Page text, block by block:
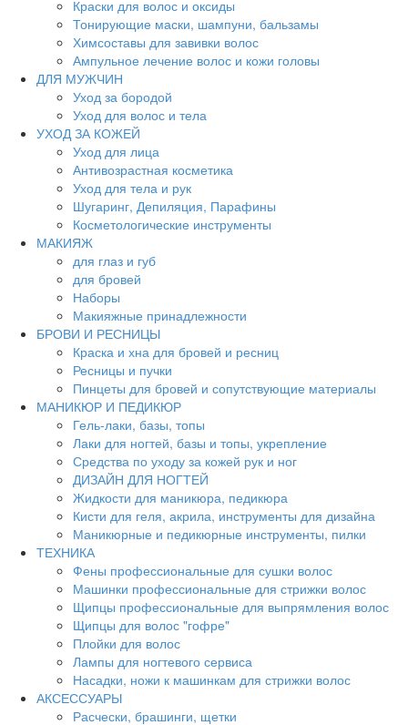
Краски для волос и оксиды
Тонирующие маски, шампуни, бальзамы
Химсоставы для завивки волос
Ампульное лечение волос и кожи головы
ДЛЯ МУЖЧИН
Уход за бородой
Уход для волос и тела
УХОД ЗА КОЖЕЙ
Уход для лица
Антивозрастная косметика
Уход для тела и рук
Шугаринг, Депиляция, Парафины
Косметологические инструменты
МАКИЯЖ
для глаз и губ
для бровей
Наборы
Макияжные принадлежности
БРОВИ И РЕСНИЦЫ
Краска и хна для бровей и ресниц
Ресницы и пучки
Пинцеты для бровей и сопутствующие материалы
МАНИКЮР И ПЕДИКЮР
Гель-лаки, базы, топы
Лаки для ногтей, базы и топы, укрепление
Средства по уходу за кожей рук и ног
ДИЗАЙН ДЛЯ НОГТЕЙ
Жидкости для маникюра, педикюра
Кисти для геля, акрила, инструменты для дизайна
Маникюрные и педикюрные инструменты, пилки
ТЕХНИКА
Фены профессиональные для сушки волос
Машинки профессиональные для стрижки волос
Щипцы профессиональные для выпрямления волос
Щипцы для волос "гофре"
Плойки для волос
Лампы для ногтевого сервиса
Насадки, ножи к машинкам для стрижки волос
АКСЕССУАРЫ
Расчески, брашинги, щетки